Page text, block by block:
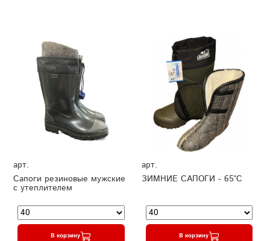
арт.
Сапоги резиновые мужские
с утеплителем
В корзину
арт.
ЗИМНИЕ САПОГИ - 65°C
В корзину